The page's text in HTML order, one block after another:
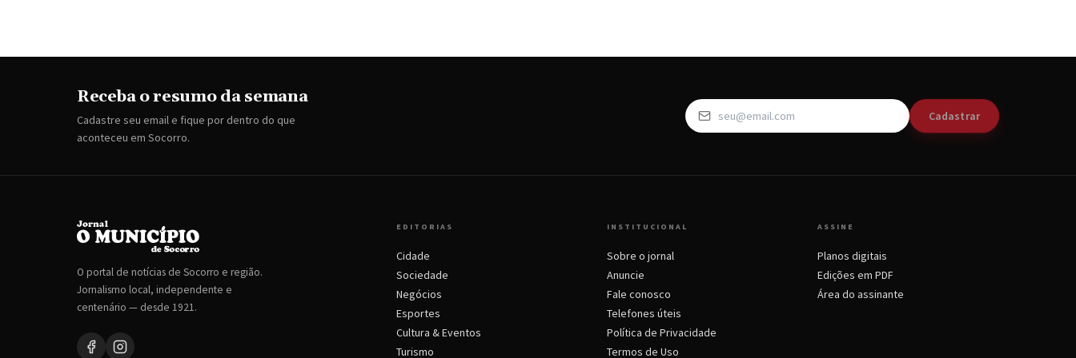
Receba o resumo da semana
Cadastre seu email e fique por dentro do que
aconteceu em Socorro.
Cadastrar
O portal de notícias de Socorro e região.
Jornalismo local, independente e
centenário — desde 1921.
EDITORIAS
Cidade
Sociedade
Negócios
Esportes
Cultura & Eventos
Turismo
INSTITUCIONAL
Sobre o jornal
Anuncie
Fale conosco
Telefones úteis
Política de Privacidade
Termos de Uso
ASSINE
Planos digitais
Edições em PDF
Área do assinante